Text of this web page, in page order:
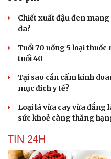
Văn hóa
Sân khấu - Điện ảnh
Chiết xuất đậu đen
da?
Tuổi 70 uống 5 loại
tuổi 40
Tại sao cần cấm kinh
mục đích y tế?
Loại lá vừa cay vừa đắng
sức khoẻ càng thăng
TIN 24H